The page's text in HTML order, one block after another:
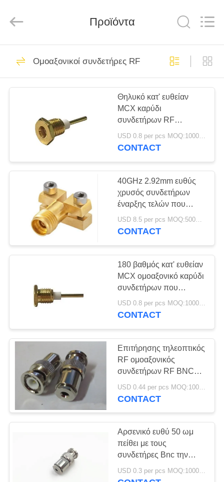
ΣΠΊΤΙ
ΠΡΟΪΌΝΤΑ
ΠΕΡΊΠΟΥ
ΕΜΕΊΣ
ΓΎΡΟΣ
ΕΡΓΟΣΤΑΣΊΩΝ
ΠΟΙΟΤΙΚΌΣ
ΈΛΕΓΧΟΣ
ΜΑΣ
ΕΠΑΦΉ
ΜΕ
ΖΗΤΉΣΤΕ
ΈΝΑ
ΑΠΌΣΠΑΣΜΑ
SITEMAP
PRIVACY
POLICY
Ltd..
Ομοαξονικοί
συνδετήρες RF
Ομοαξονικός
συνδετήρας SMA
22
Αδιάβροχος
ομοαξονικός
συνδετήρας
15
Κυκλικός
αδιάβροχος
συνδετήρας
17
Προϊόντα
Ομοαξονικοί συνδετήρες RF
Θηλυκό κατ' ευθείαν
MCX καρύδι
συνδετήρων RF
ομοαξονικό που
τοποθετεί με το λωρίδα
USD 0.8 per pcs MOQ:1000 PC
CONTACT
40GHz 2.92mm ευθύς
χρυσός συνδετήρων
έναρξης τελών που
καλύπτεται για τη δοκιμή
PCB
USD 8.5 per pcs MOQ:500PCS
CONTACT
180 βαθμός κατ' ευθείαν
MCX ομοαξονικό καρύδι
συνδετήρων που
τοποθετεί 500 Cyles
USD 0.8 per pcs MOQ:1000 PC
CONTACT
Επιτήρησης τηλεοπτικός
RF ομοαξονικός
συνδετήρων RF BNC
σφιγκτήρας
βουλωμάτων Q9
CONTACT
Αρσενικό ευθύ 50 ωμ
πείθει με τους
συνδετήρες Bnc την
επιτροπή που τοποθετεί
το ΣΥΝΕΧΕΣ 4GHz
USD 0.3 per pcs MOQ:1000pcs